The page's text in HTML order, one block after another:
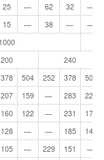
25 — 62 32
—
15 — 38 —
—
1000
200
240
378 504 252 378 504
207 159 — 283
229
160 122 — 231
176
128 — — 185
141
105 — 229 151 —